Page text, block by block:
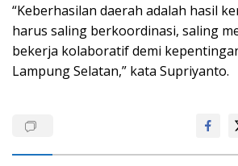
“Keberhasilan daerah adalah hasil
harus saling berkoordinasi, saling
bekerja kolaboratif demi
Lampung Selatan,” kata Supriyanto.